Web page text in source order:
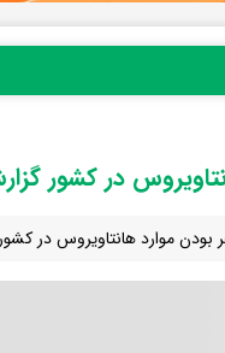
در کشور
موارد هانتاویروس در